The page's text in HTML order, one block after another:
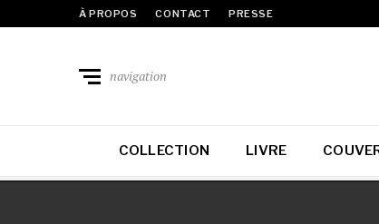
À PROPOS CONTACT PRESSE
navigation
COLLECTION LIVRE